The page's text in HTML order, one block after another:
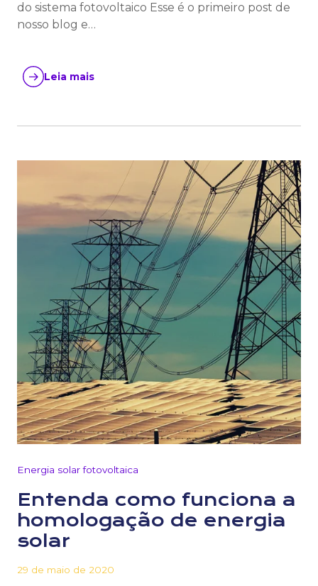
do sistema fotovoltaico Esse é o primeiro post de
nosso blog e…
Leia mais
Energia solar fotovoltaica
Entenda como funciona a
homologação de energia
solar
29 de maio de 2020